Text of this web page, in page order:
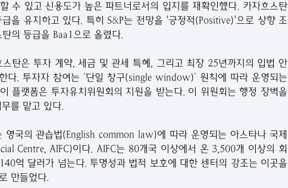
수 있고 신용도가 높은 파트너로서의 입지를 재확인했다. 카자흐스탄
을 유지하고 있다. 특히 S&P는 전망을 '긍정적(Positive)'으로 상향 조
의 등급을 Baa1으로 올렸다.
탄은 투자 계약, 세금 및 관세 특혜, 그리고 최장 25년까지의 입법 안
다. 투자자 참여는 ‘단일 창구(single window)’ 원칙에 따라 운영되는
플랫폼은 투자유치위원회의 지원을 받는다. 이 위원회는 행정 장벽을
를 맡고 있다.
국의 관습법(English common law)에 따라 운영되는 아스타나 국제
Centre, AIFC)이다. AIFC는 80개국 이상에서 온 3,500개 이상의 회
억 달러가 넘는다. 투명성과 법적 보호에 대한 센터의 강조는 이곳을
만들었다.